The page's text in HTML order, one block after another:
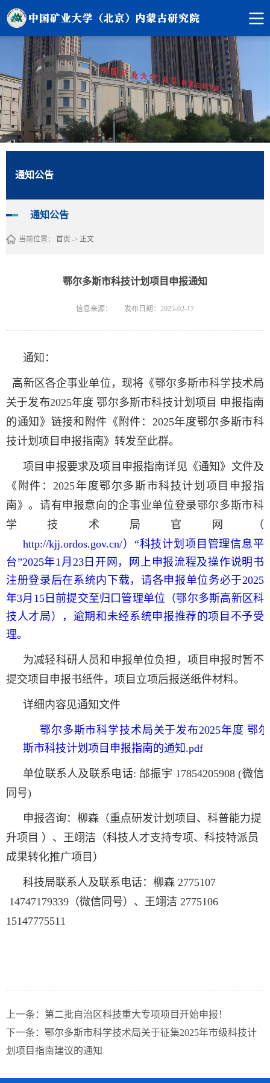
通知公告
通知公告
当前位置： 首页 -> 正文
鄂尔多斯市科技计划项目申报通知
信息来源： 发布日期：2025-02-17
通知：
高新区各企事业单位，现将《鄂尔多斯市科学技术局
关于发布2025年度 鄂尔多斯市科技计划项目 申报指南
的通知》链接和附件《附件：2025年度鄂尔多斯市科
技计划项目申报指南》转发至此群。
项目申报要求及项目申报指南详见《通知》文件及
《附件：2025年度鄂尔多斯市科技计划项目申报指
南》。请有申报意向的企事业单位登录鄂尔多斯市科
学技术局官网（
http://kjj.ordos.gov.cn/）“科技计划项目管理信息平
台”2025年1月23日开网，网上申报流程及操作说明书
注册登录后在系统内下载，请各申报单位务必于2025
年3月15日前提交至归口管理单位（鄂尔多斯高新区科
技人才局），逾期和未经系统申报推荐的项目不予受
理。
为减轻科研人员和申报单位负担，项目申报时暂不
提交项目申报书纸件，项目立项后报送纸件材料。
详细内容见通知文件
鄂尔多斯市科学技术局关于发布2025年度 鄂
斯市科技计划项目申报指南的通知.pdf
单位联系人及联系电话: 邰振宇 17854205908 (微信
同号)
申报咨询：柳森（重点研发计划项目、科普能力提
升项目 ）、王翊洁（科技人才支持专项、科技特派员
成果转化推广项目）
科技局联系人及联系电话：柳森 2775107
14747179339（微信同号）、王翊洁 2775106
15147775511
上一条： 第二批自治区科技重大专项项目开始申报！
下一条： 鄂尔多斯市科学技术局关于征集2025年市级科技计
划项目指南建议的通知